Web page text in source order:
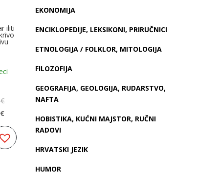
iliti
€
€
EKONOMIJA
ENCIKLOPEDIJE, LEKSIKONI, PRIRUČNICI
ETNOLOGIJA / FOLKLOR, MITOLOGIJA
FILOZOFIJA
GEOGRAFIJA, GEOLOGIJA, RUDARSTVO,
NAFTA
HOBISTIKA, KUĆNI MAJSTOR, RUČNI
RADOVI
HRVATSKI JEZIK
HUMOR